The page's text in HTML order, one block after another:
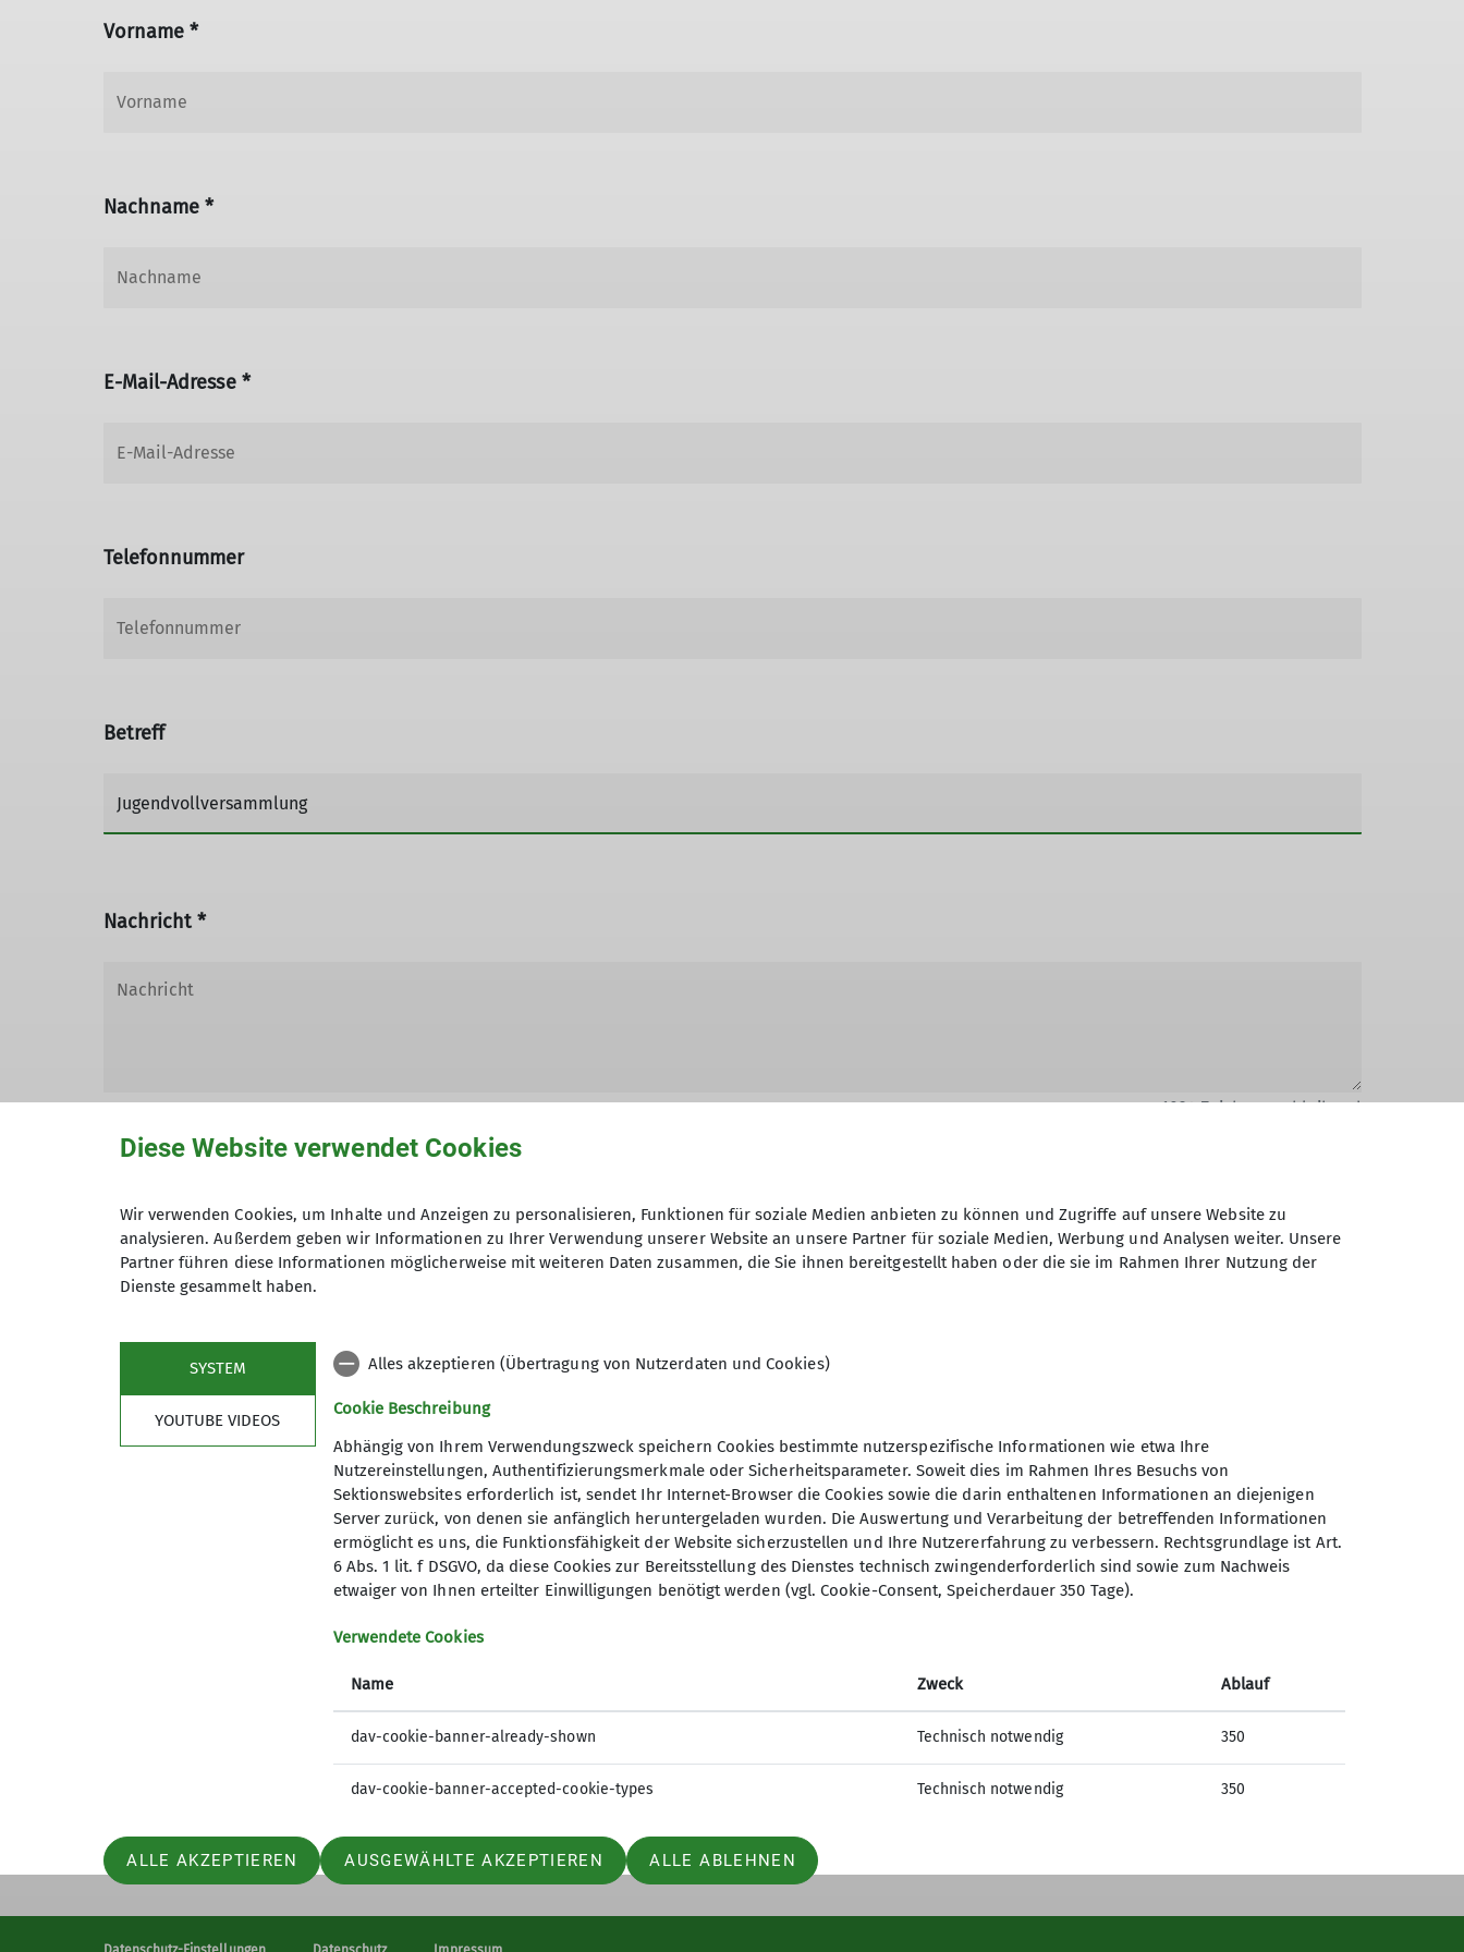
Vorname *
Nachname *
E-Mail-Adresse *
Telefonnummer
Betreff
Nachricht *
1024Zeichen verbleibend
Hiermit bestätige ich die Kenntnisnahme der Datenschutzerklärung *
Hiermit erkläre ich mich einverstanden, dass meine in das Kontaktformular eingegebenen Daten elektronisch gesichert und zum
*
Mit (*) markierte Felder sind Pflichtfelder
Sektion
Mitglied werden
Sandkästle
Gruppen
Ortsgruppe Nordrach
Sportgruppe
Sektion Offenburg des
Deutschen Alpenvereins e.V.
Telefon +497819709190
Diese Website verwendet Cookies
Wir verwenden Cookies, um Inhalte und Anzeigen zu personalisieren, Funktionen für soziale Medien anbieten zu können und Zugriffe auf unsere Website zu
analysieren. Außerdem geben wir Informationen zu Ihrer Verwendung unserer Website an unsere Partner für soziale Medien, Werbung und Analysen weiter. Unsere
Partner führen diese Informationen möglicherweise mit weiteren Daten zusammen, die Sie ihnen bereitgestellt haben oder die sie im Rahmen Ihrer Nutzung der
Dienste gesammelt haben.
SYSTEM
YOUTUBE VIDEOS
Alles akzeptieren (Übertragung von Nutzerdaten und Cookies)
Cookie Beschreibung
Abhängig von Ihrem Verwendungszweck speichern Cookies bestimmte nutzerspezifische Informationen wie etwa Ihre
Nutzereinstellungen, Authentifizierungsmerkmale oder Sicherheitsparameter. Soweit dies im Rahmen Ihres Besuchs von
Sektionswebsites erforderlich ist, sendet Ihr Internet-Browser die Cookies sowie die darin enthaltenen Informationen an diejenigen
Server zurück, von denen sie anfänglich heruntergeladen wurden. Die Auswertung und Verarbeitung der betreffenden Informationen
ermöglicht es uns, die Funktionsfähigkeit der Website sicherzustellen und Ihre Nutzererfahrung zu verbessern. Rechtsgrundlage ist Art.
6 Abs. 1 lit. f DSGVO, da diese Cookies zur Bereitsstellung des Dienstes technisch zwingenderforderlich sind sowie zum Nachweis
etwaiger von Ihnen erteilter Einwilligungen benötigt werden (vgl. Cookie-Consent, Speicherdauer 350 Tage).
Verwendete Cookies
Name Zweck Ablauf
dav-cookie-banner-already-shown Technisch notwendig 350
dav-cookie-banner-accepted-cookie-types Technisch notwendig 350
ALLE AKZEPTIEREN AUSGEWÄHLTE AKZEPTIEREN ALLE ABLEHNEN